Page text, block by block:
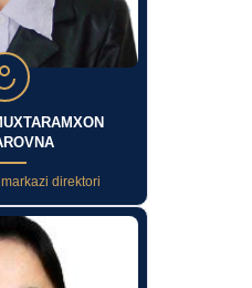
direktori